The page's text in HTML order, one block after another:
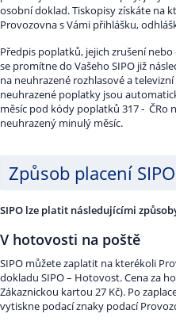
osobní doklad. Tiskopisy získáte na
Provozovna s Vámi přihlášku,
Předpis poplatků, jejich zrušení
se promítne do Vašeho SIPO již
na neuhrazené rozhlasové a
neuhrazené poplatky jsou
měsíc pod kódy poplatků 317 - ČRo
neuhrazený minulý měsíc.
Způsob placení SIPO
SIPO lze platit následujícími
V hotovosti na poště
SIPO můžete zaplatit na kterékoli
dokladu SIPO – Hotovost. Cena za
Zákaznickou kartou 27 Kč). Po
vytiskne podací znaky podací